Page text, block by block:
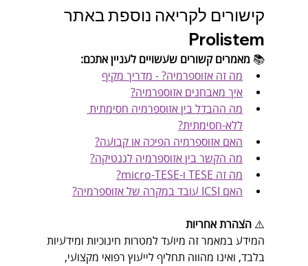
קישורים לקריאה נוספת באתר
Prolistem
📚 מאמרים קשורים שעשויים לעניין אתכם:
מה זה אזוספרמיה? - מדריך מקיף
איך מאבחנים אזוספרמיה?
מה ההבדל בין אזוספרמיה חסימתית
ללא-חסימתית?
האם אזוספרמיה הפיכה או קבועה?
מה הקשר בין אזוספרמיה לגנטיקה?
מה זה TESE ו-micro-TESE?
האם ICSI עובד במקרה של אזוספרמיה?
⚠️ הצהרת אחריות
המידע במאמר זה מיועד למטרות חינוכיות ומידעיות
בלבד, ואינו מהווה תחליף לייעוץ רפואי מקצועי,